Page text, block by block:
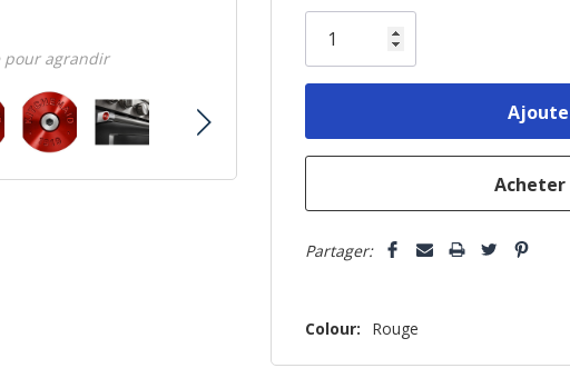
pour agrandir
vous!
plus
Partager:
Colour: Rouge